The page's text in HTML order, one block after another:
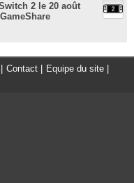
2 le 20 août
Contact Equipe du site